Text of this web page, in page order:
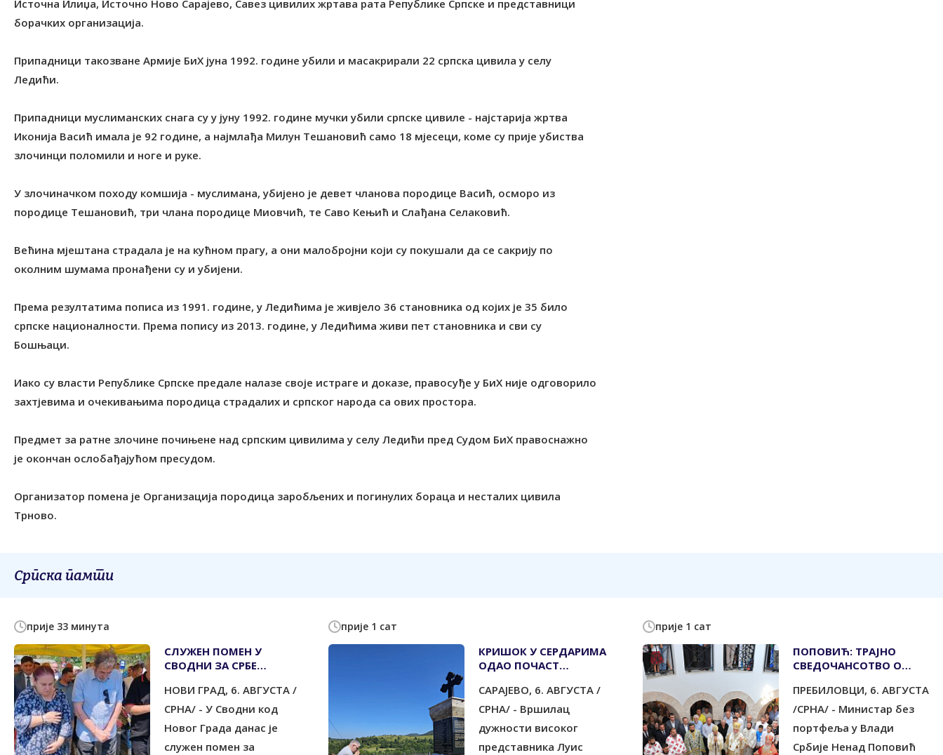
Источна Илиџа, Источно Ново Сарајево, Савез цивилих жртава рата Републике Српске и представници
борачких организација.
Припадници такозване Армије БиХ јуна 1992. године убили и масакрирали 22 српска цивила у селу
Ледићи.
Припадници муслиманских снага су у јуну 1992. године мучки убили српске цивиле - најстарија жртва
Иконија Васић имала је 92 године, а најмлађа Милун Тешановић само 18 мјесеци, коме су прије убиства
злочинци поломили и ноге и руке.
У злочиначком походу комшија - муслимана, убијено је девет чланова породице Васић, осморо из
породице Тешановић, три члана породице Миовчић, те Саво Кењић и Слађана Селаковић.
Већина мјештана страдала је на кућном прагу, а они малобројни који су покушали да се сакрију по
околним шумама пронађени су и убијени.
Према резултатима пописа из 1991. године, у Ледићима је живјело 36 становника од којих је 35 било
српске националности. Према попису из 2013. године, у Ледићима живи пет становника и сви су
Бошњаци.
Иако су власти Републике Српске предале налазе своје истраге и доказе, правосуђе у БиХ није одговорило
захтјевима и очекивањима породица страдалих и српског народа са ових простора.
Предмет за ратне злочине почињене над српским цивилима у селу Ледићи пред Судом БиХ правоснажно
је окончан ослобађајућом пресудом.
Организатор помена је Организација породица заробљених и погинулих бораца и несталих цивила
Трново.
Српска памти
прије 33 минута
СЛУЖЕН ПОМЕН У
СВОДНИ ЗА СРБЕ
ИЗБЈЕГЛИЧКОЈ КОЛОНИ
1995.
НОВИ ГРАД, 6. АВГУСТА /
СРНА/ - У Сводни код
Новог Града данас је
служен помен за
прије 1 сат
КРИШОК У СЕРДАРИМА
ОДАО ПОЧАСТ
ЦИВИЛИМА
САРАЈЕВО, 6. АВГУСТА /
СРНА/ - Вршилац
дужности високог
представника Луис
прије 1 сат
ПОПОВИЋ: ТРАЈНО
СВЕДОЧАНСОТВО О
НЕПОКОЛЕБЉИВОСТИ
ПРЕБИЛОВЦИ, 6. АВГУСТА
/СРНА/ - Министар без
портфеља у Влади
Србије Ненад Поповић